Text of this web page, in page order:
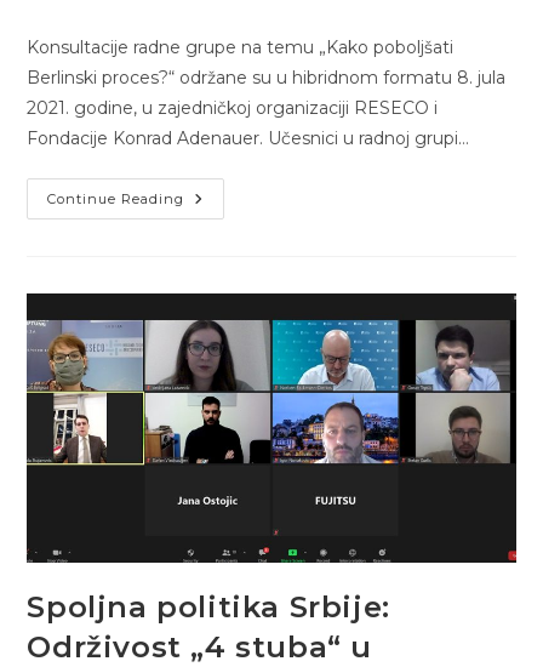
Konsultacije radne grupe na temu „Kako poboljšati
Berlinski proces?“ održane su u hibridnom formatu 8. jula
2021. godine, u zajedničkoj organizaciji RESECO i
Fondacije Konrad Adenauer. Učesnici u radnoj grupi…
Continue Reading Kako
Poboljšati
Spoljna politika Srbije:
Održivost „4 stuba“ u